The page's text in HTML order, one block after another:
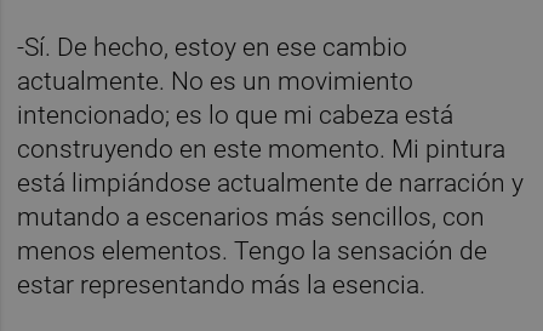
-Sí. De hecho, estoy en ese cambio
actualmente. No es un movimiento
intencionado; es lo que mi cabeza está
construyendo en este momento. Mi pintura
está limpiándose actualmente de narración y
mutando a escenarios más sencillos, con
menos elementos. Tengo la sensación de
estar representando más la esencia.